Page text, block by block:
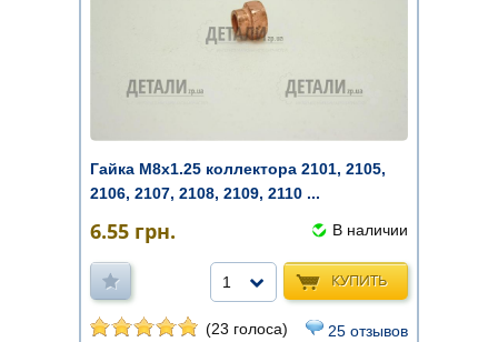
Гайка М8х1.25 коллектора 2101, 2105,
2106, 2107, 2108, 2109, 2110 ...
6.55 грн. В наличии
КУПИТЬ
1
(23 голоса) 25 отзывов